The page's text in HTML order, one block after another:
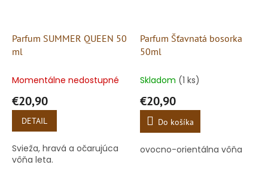
Parfum SUMMER QUEEN 50
ml
Momentálne nedostupné
€20,90
DETAIL
Svieža, hravá a očarujúca
vôňa leta.
Parfum Šťavnatá bosorka
50ml
Skladom (1 ks)
€20,90
Do košíka
ovocno-orientálna vôňa